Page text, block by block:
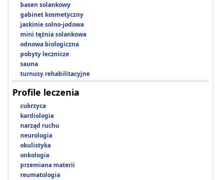
basen solankowy
gabinet kosmetyczny
jaskinie solno-jodowa
mini tężnia solankowa
odnowa biologiczna
pobyty lecznicze
sauna
turnusy rehabilitacyjne
Profile leczenia
cukrzyca
kardiologia
narząd ruchu
neurologia
okulistyka
onkologia
przemiana materii
reumatologia